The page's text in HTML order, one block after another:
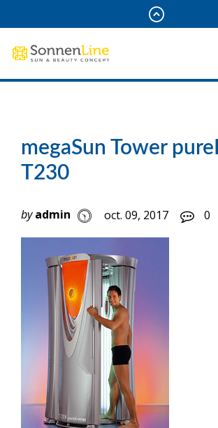
megaSun Tower
T230
by admin oct. 09, 2017 0